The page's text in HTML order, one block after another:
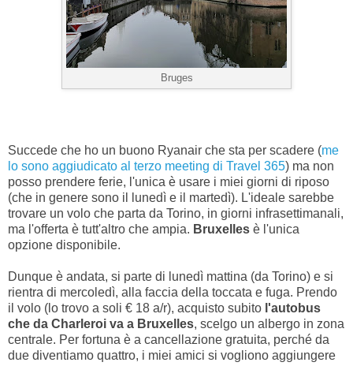
Bruges
Succede che ho un buono Ryanair che sta per scadere (me
lo sono aggiudicato al terzo meeting di Travel 365) ma non
posso prendere ferie, l'unica è usare i miei giorni di riposo
(che in genere sono il lunedì e il martedì). L'ideale sarebbe
trovare un volo che parta da Torino, in giorni infrasettimanali,
ma l'offerta è tutt'altro che ampia. Bruxelles è l'unica
opzione disponibile.
Dunque è andata, si parte di lunedì mattina (da Torino) e si
rientra di mercoledì, alla faccia della toccata e fuga. Prendo
il volo (lo trovo a soli € 18 a/r), acquisto subito l'autobus
che da Charleroi va a Bruxelles, scelgo un albergo in zona
centrale. Per fortuna è a cancellazione gratuita, perché da
due diventiamo quattro, i miei amici si vogliono aggiungere